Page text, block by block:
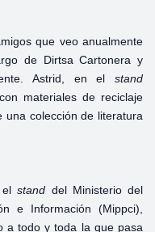
que veo anualmente
de Dirtsa Cartonera y
Astrid, en el stand
materiales de reciclaje
una colección de literatura
elstand del Ministerio del
e Información (Mippci),
a todo y toda la que pasa